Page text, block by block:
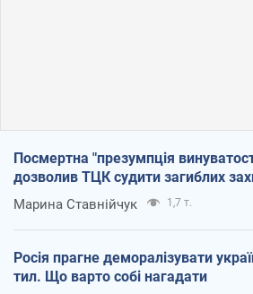
Посмертна "презумпція
дозволив ТЦК судити загиблих
Марина Ставнійчук 1,7 т.
Росія прагне деморалізувати
тил. Що варто собі нагадати